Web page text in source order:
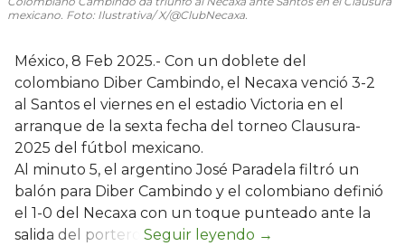
mexicano. Foto: Ilustrativa/ X/@ClubNecaxa.
México, 8 Feb 2025.- Con un doblete del
colombiano Diber Cambindo, el Necaxa venció 3-2
al Santos el viernes en el estadio Victoria en el
arranque de la sexta fecha del torneo Clausura-
2025 del fútbol mexicano.
Al minuto 5, el argentino José Paradela filtró un
balón para Diber Cambindo y el colombiano definió
el 1-0 del Necaxa con un toque punteado ante la
salida del portero.